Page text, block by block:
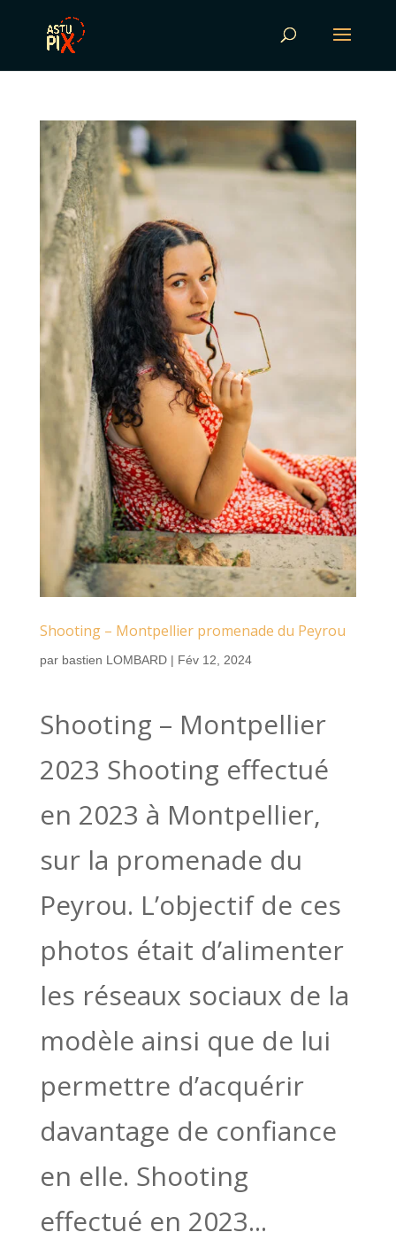
Shooting – Montpellier promenade du Peyrou
par bastien LOMBARD| Fév 12, 2024
Shooting – Montpellier
2023 Shooting effectué
en 2023 à Montpellier,
sur la promenade du
Peyrou. L’objectif de ces
photos était d’alimenter
les réseaux sociaux de la
modèle ainsi que de lui
permettre d’acquérir
davantage de confiance
en elle. Shooting
effectué en 2023...